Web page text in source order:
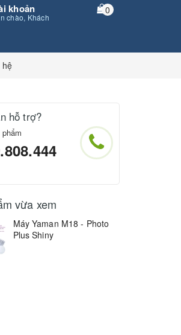
khoản
chào, Khách
0
hệ
hỗ trợ?
vừa xem
Máy Yaman M18 - Photo
Plus Shiny